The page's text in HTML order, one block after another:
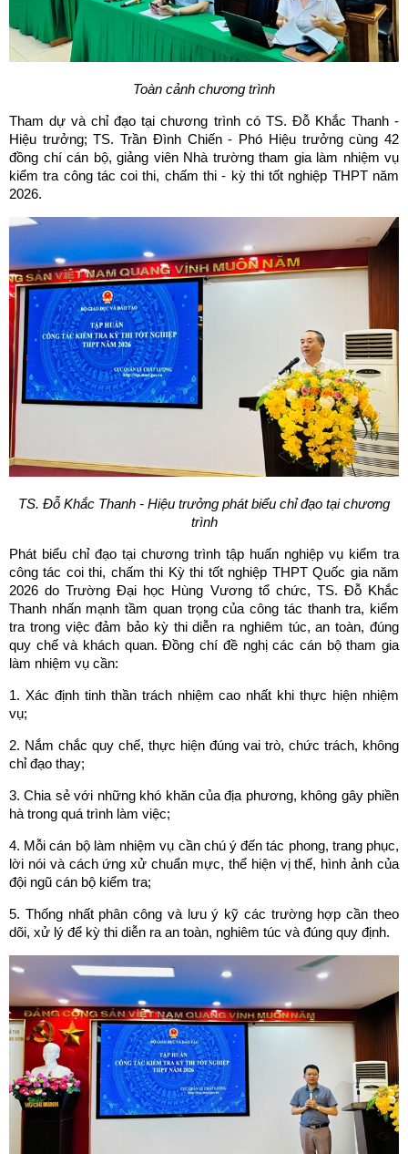
Toàn cảnh chương trình
Tham dự và chỉ đạo tại chương trình có TS. Đỗ Khắc Thanh -
Hiệu trưởng; TS. Trần Đình Chiến - Phó Hiệu trưởng cùng 42
đồng chí cán bộ, giảng viên Nhà trường tham gia làm nhiệm vụ
kiểm tra công tác coi thi, chấm thi - kỳ thi tốt nghiệp THPT năm
2026.
TS. Đỗ Khắc Thanh - Hiệu trưởng phát biểu chỉ đạo tại chương
trình
Phát biểu chỉ đạo tại chương trình tập huấn nghiệp vụ kiểm tra
công tác coi thi, chấm thi Kỳ thi tốt nghiệp THPT Quốc gia năm
2026 do Trường Đại học Hùng Vương tổ chức, TS. Đỗ Khắc
Thanh nhấn mạnh tầm quan trọng của công tác thanh tra, kiểm
tra trong việc đảm bảo kỳ thi diễn ra nghiêm túc, an toàn, đúng
quy chế và khách quan. Đồng chí đề nghị các cán bộ tham gia
làm nhiệm vụ cần:
1. Xác định tinh thần trách nhiệm cao nhất khi thực hiện nhiệm
vụ;
2. Nắm chắc quy chế, thực hiện đúng vai trò, chức trách, không
chỉ đạo thay;
3. Chia sẻ với những khó khăn của địa phương, không gây phiền
hà trong quá trình làm việc;
4. Mỗi cán bộ làm nhiệm vụ cần chú ý đến tác phong, trang phục,
lời nói và cách ứng xử chuẩn mực, thể hiện vị thế, hình ảnh của
đội ngũ cán bộ kiểm tra;
5. Thống nhất phân công và lưu ý kỹ các trường hợp cần theo
dõi, xử lý để kỳ thi diễn ra an toàn, nghiêm túc và đúng quy định.